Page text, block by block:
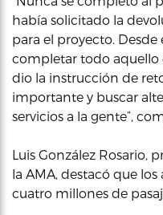
había solicitado la
para el proyecto.
completar todo aquello
dio la instrucción de
importante y buscar
servicios a la gente”,
Luis González Rosario,
la AMA, destacó que
cuatro millones de